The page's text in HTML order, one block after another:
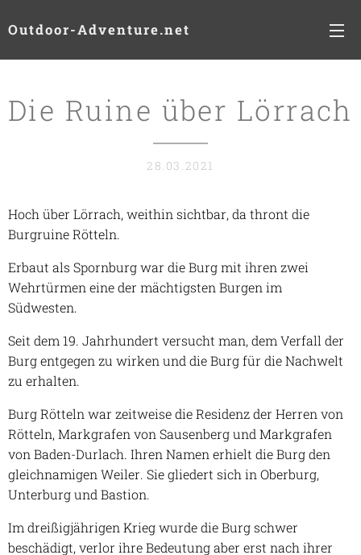
Outdoor-Adventure.net
Die Ruine über Lörrach
28.03.2021
Hoch über Lörrach, weithin sichtbar, da thront die
Burgruine Rötteln.
Erbaut als Spornburg war die Burg mit ihren zwei
Wehrtürmen eine der mächtigsten Burgen im
Südwesten.
Seit dem 19. Jahrhundert versucht man, dem Verfall der
Burg entgegen zu wirken und die Burg für die Nachwelt
zu erhalten.
Burg Rötteln war zeitweise die Residenz der Herren von
Rötteln, Markgrafen von Sausenberg und Markgrafen
von Baden-Durlach. Ihren Namen erhielt die Burg den
gleichnamigen Weiler. Sie gliedert sich in Oberburg,
Unterburg und Bastion.
Im dreißigjährigen Krieg wurde die Burg schwer
beschädigt, verlor ihre Bedeutung aber erst nach ihrer